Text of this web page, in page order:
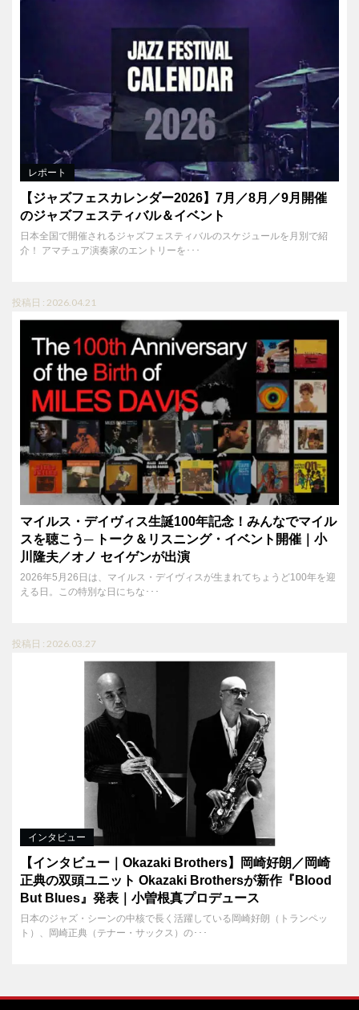
レポート
【ジャズフェスカレンダー2026】7月／8月／9月開催
のジャズフェスティバル＆イベント
日本全国で開催されるジャズフェスティバルのスケジュールを月別で紹
介！ アマチュア演奏家のエントリーを･･･
投稿日 : 2026.04.21
マイルス・デイヴィス生誕100年記念！みんなでマイル
スを聴こう─ トーク＆リスニング・イベント開催｜小
川隆夫／オノ セイゲンが出演
2026年5月26日は、マイルス・デイヴィスが生まれてちょうど100年を迎
える日。この特別な日にちな･･･
投稿日 : 2026.03.27
インタビュー
【インタビュー｜Okazaki Brothers】岡崎好朗／岡崎
正典の双頭ユニット Okazaki Brothersが新作『Blood
But Blues』発表｜小曽根真プロデュース
日本のジャズ・シーンの中核で長く活躍している岡崎好朗（トランペッ
ト）、岡崎正典（テナー・サックス）の･･･